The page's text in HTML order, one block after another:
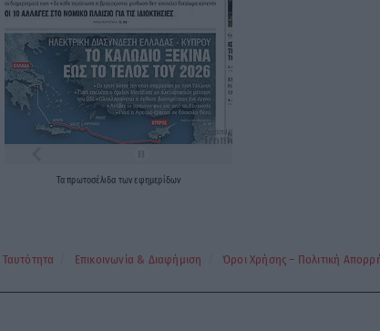
Ταπρωτοσέλιδα τωνεφημερίδων
Ταυτότητα Επικοινωνία & Διαφήμιση Όροι Χρήσης – Πολιτική